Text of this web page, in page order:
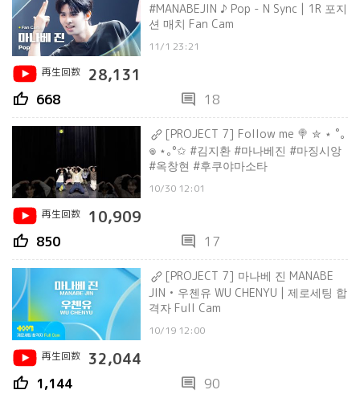
#MANABEJIN ♪ Pop - N Sync | 1R 포지
션 매치 Fan Cam
11/1 23:21
再生回数
28,131
thumb_up 668 comment 18
[PROJECT 7] Follow me 🍭 ✮ ⋆ ˚｡
𖦹 ⋆｡°✩ #김지환 #마나베진 #마징시앙
#옥창현 #후쿠야마소타
10/30 12:01
再生回数
10,909
thumb_up 850 comment 17
[PROJECT 7] 마나베 진 MANABE
JIN • 우첸유 WU CHENYU | 제로세팅 합
격자 Full Cam
10/19 12:00
再生回数
32,044
thumb_up 1,144 comment 90